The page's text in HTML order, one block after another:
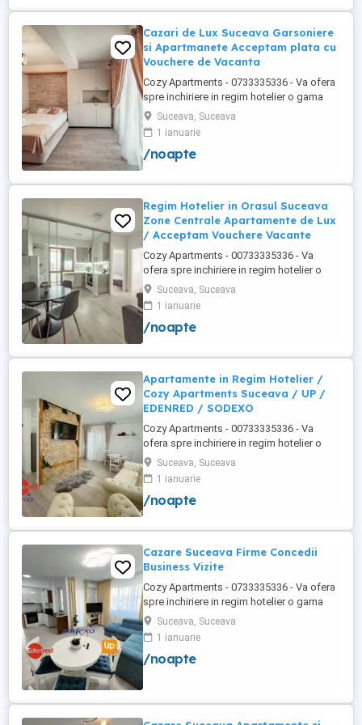
Cazari de Lux Suceava Garsoniere
si Apartmanete Acceptam plata cu
Vouchere de Vacanta
Cozy Apartments - 0733335336 - Va ofera
spre inchiriere in regim hotelier o gama
variata de apartamente si garsoniere
situate in puncte cheie ale orasului
Suceava: Bulevardul George Enescu.
Kaufland George Enescu In centrul
Zamca Bulevardul 1 Mai Obcini Bulevardul
Suceava, Suceava
1 ianuarie
/noapte
Regim Hotelier in Orasul Suceava
Zone Centrale Apartamente de Lux
/ Acceptam Vouchere Vacante
Cozy Apartments - 00733335336 - Va
ofera spre inchiriere in regim hotelier o
gama variata de apartamente si
garsoniere situate in puncte cheie ale
orasului Suceava: Bulevardul George
Enescu. Kaufland George Enescu In
McDonald's. Zamca Bulevardul 1 Mai
Suceava, Suceava
1 ianuarie
/noapte
Apartamente in Regim Hotelier /
Cozy Apartments Suceava / UP /
EDENRED / SODEXO
Cozy Apartments - 00733335336 - Va
ofera spre inchiriere in regim hotelier o
gama variata de apartamente si
garsoniere situate in puncte cheie ale
orasului Suceava: Bulevardul George
Enescu. Kaufland George Enescu In
McDonald's. Zamca Bulevardul 1 Mai
Suceava, Suceava
1 ianuarie
/noapte
Cazare Suceava Firme Concedii
Business Vizite
Cozy Apartments - 0733335336 - Va ofera
spre inchiriere in regim hotelier o gama
variata de apartamente si garsoniere
situate in puncte cheie ale orasului
Suceava: Bulevardul George Enescu.
Kaufland George Enescu In centrul
...
Suceava, Suceava
1 ianuarie
/noapte